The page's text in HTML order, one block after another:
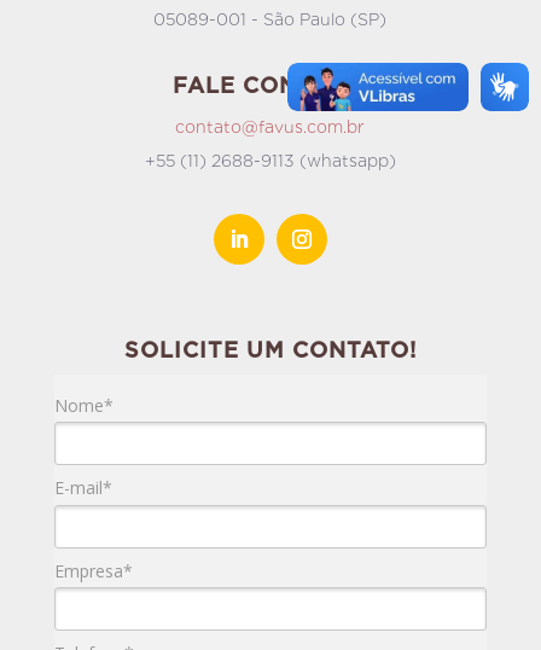
05089-001 - São Paulo (SP)
FALE CONOSCO
contato@favus.com.br
+55 (11) 2688-9113 (whatsapp)
SOLICITE UM CONTATO!
Nome*
E-mail*
Empresa*